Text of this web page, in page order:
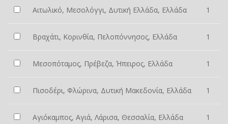
Αιτωλικό, Μεσολόγγι, Δυτική Ελλάδα, Ελλάδα 1
Βραχάτι, Κορινθία, Πελοπόννησος, Ελλάδα 1
Μεσοπόταμος, Πρέβεζα, Ήπειρος, Ελλάδα 1
Πισοδέρι, Φλώρινα, Δυτική Μακεδονία, Ελλάδα 1
Αγιόκαμπος, Αγιά, Λάρισα, Θεσσαλία, Ελλάδα 1